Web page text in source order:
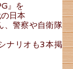
』を
日本
、警察や自衛隊
ナリオも3本掲